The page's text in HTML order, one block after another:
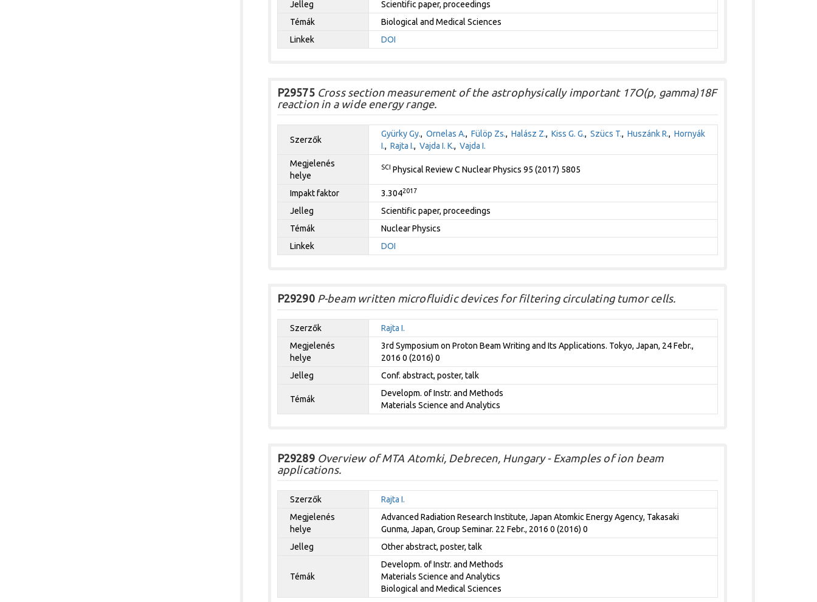
Jelleg
Scientific paper, proceedings
Témák
Biological and Medical Sciences
Linkek
DOI
P29575Cross section measurement of the astrophysically important 17O(p, gamma)18F
reaction in a wide energy range.
Szerzők
Gyürky Gy., Ornelas A., Fülöp Zs., Halász Z., Kiss G. G., Szücs T., Huszánk R., Hornyák
I., Rajta I., Vajda I. K., Vajda I.
Megjelenés
helye
SCI Physical Review C Nuclear Physics 95 (2017) 5805
Impakt faktor 3.3042017
Jelleg
Scientific paper, proceedings
Témák
Nuclear Physics
Linkek
DOI
P29290P-beam written microfluidic devices for filtering circulating tumor cells.
Szerzők
Rajta I.
Megjelenés
helye
3rd Symposium on Proton Beam Writing and Its Applications. Tokyo, Japan, 24 Febr.,
2016 0 (2016) 0
Jelleg
Conf. abstract, poster, talk
Témák
Developm. of Instr. and Methods
Materials Science and Analytics
P29289Overview of MTA Atomki, Debrecen, Hungary - Examples of ion beam
applications.
Szerzők
Rajta I.
Megjelenés
helye
Advanced Radiation Research Institute, Japan Atomkic Energy Agency, Takasaki
Gunma, Japan, Group Seminar. 22 Febr., 2016 0 (2016) 0
Jelleg
Other abstract, poster, talk
Témák
Developm. of Instr. and Methods
Materials Science and Analytics
Biological and Medical Sciences